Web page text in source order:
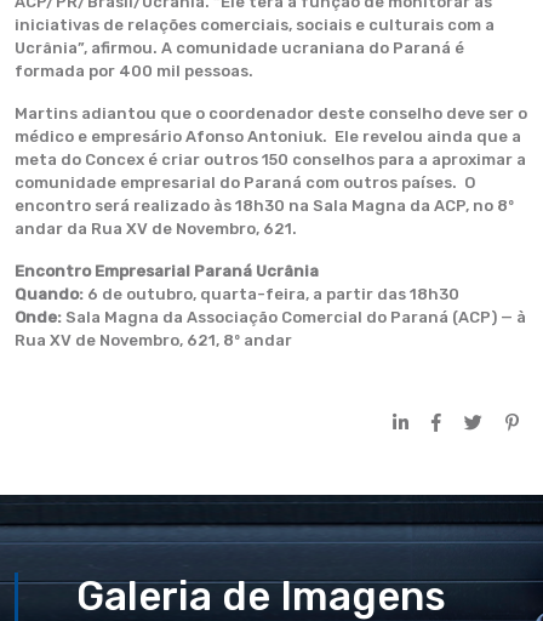
iniciativas de relações comerciais, sociais e culturais com a
Ucrânia”, afirmou. A comunidade ucraniana do Paraná é
formada por 400 mil pessoas.
Martins adiantou que o coordenador deste conselho deve ser o
médico e empresário Afonso Antoniuk. Ele revelou ainda que a
meta do Concex é criar outros 150 conselhos para a aproximar a
comunidade empresarial do Paraná com outros países. O
encontro será realizado às 18h30 na Sala Magna da ACP, no 8º
andar da Rua XV de Novembro, 621.
Encontro Empresarial Paraná Ucrânia
Quando: 6 de outubro, quarta-feira, a partir das 18h30
Onde: Sala Magna da Associação Comercial do Paraná (ACP) — à
Rua XV de Novembro, 621, 8º andar
Galeria de Imagens